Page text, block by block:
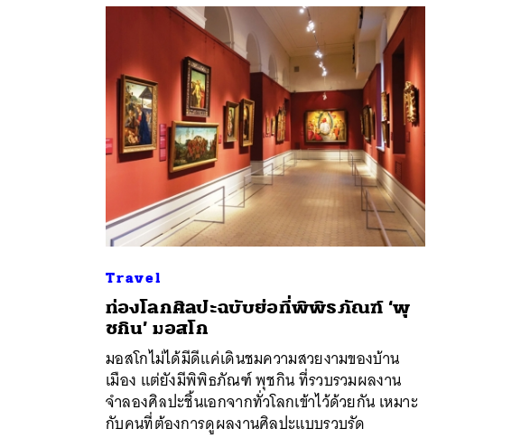
Travel
ท่องโลกศิลปะฉบับย่อที่พิพิธภัณฑ์ ‘พุ
ชกิน’ มอสโก
มอสโกไม่ได้มีดีแค่เดินชมความสวยงามของบ้าน
เมือง แต่ยังมีพิพิธภัณฑ์ พุชกิน ที่รวบรวมผลงาน
จำลองศิลปะชิ้นเอกจากทั่วโลกเข้าไว้ด้วยกัน เหมาะ
กับคนที่ต้องการดูผลงานศิลปะแบบรวบรัด